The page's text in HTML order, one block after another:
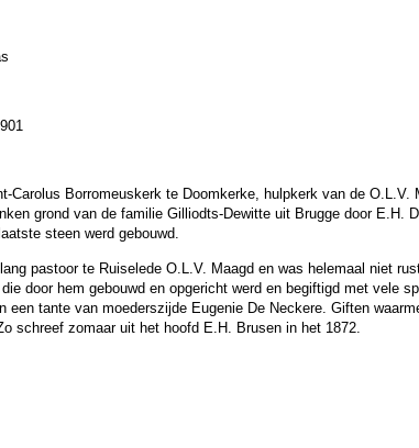
Carolus Borromeuskerk te Doomkerke, hulpkerk van de O.L.V.
grond van de familie Gilliodts-Dewitte uit Brugge door E.H.
steen werd gebouwd.
pastoor te Ruiselede O.L.V. Maagd en was helemaal niet
door hem gebouwd en opgericht werd en begiftigd met vele
een tante van moederszijde Eugenie De Neckere. Giften
schreef zomaar uit het hoofd E.H. Brusen in het 1872.